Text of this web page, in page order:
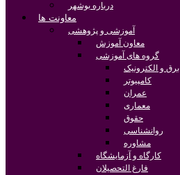
درباره بوشهر
معاونت ها
آموزشی و پژوهشی
معاون آموزش
گروه های آموزشی
برق و الکترونیک
کامپیوتر
عمران
معماری
حقوق
روانشناسی
مشاوره
کارگاه و آزمایشگاه
فارغ التحصیلان